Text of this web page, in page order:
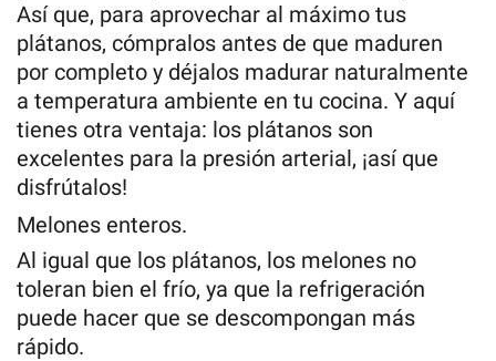
Así que, para aprovechar al máximo tus
plátanos, cómpralos antes de que maduren
por completo y déjalos madurar naturalmente
a temperatura ambiente en tu cocina. Y aquí
tienes otra ventaja: los plátanos son
excelentes para la presión arterial, ¡así que
disfrútalos!
Melones enteros.
Al igual que los plátanos, los melones no
toleran bien el frío, ya que la refrigeración
puede hacer que se descompongan más
rápido.